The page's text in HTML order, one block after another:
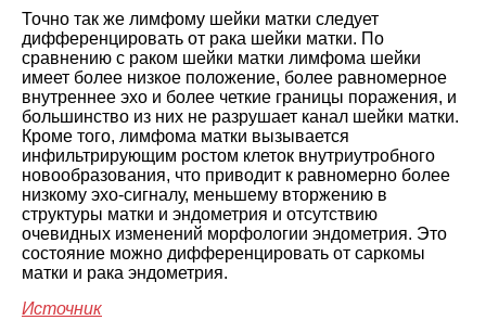
Точно так же лимфому шейки матки следует
дифференцировать от рака шейки матки. По
сравнению с раком шейки матки лимфома шейки
имеет более низкое положение, более равномерное
внутреннее эхо и более четкие границы поражения, и
большинство из них не разрушает канал шейки матки.
Кроме того, лимфома матки вызывается
инфильтрирующим ростом клеток внутриутробного
новообразования, что приводит к равномерно более
низкому эхо-сигналу, меньшему вторжению в
структуры матки и эндометрия и отсутствию
очевидных изменений морфологии эндометрия. Это
состояние можно дифференцировать от саркомы
матки и рака эндометрия.
Источник